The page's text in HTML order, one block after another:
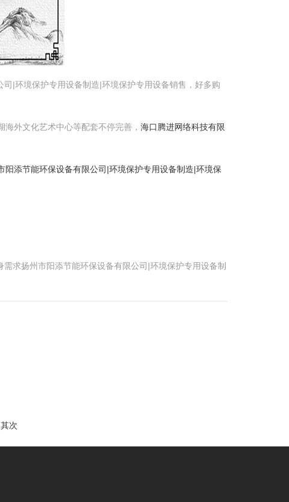
|环境保护专用设备制造|环境保护专用设备销售，好多购
外文化艺术中心等配套不停完善， 海口腾进网络科技有限
阳添节能环保设备有限公司|环境保护专用设备制造|环境保
求扬州市阳添节能环保设备有限公司|环境保护专用设备制
次